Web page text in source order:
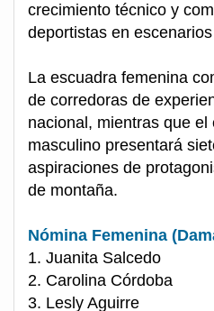
crecimiento técnico y
deportistas en
La escuadra femenina
de corredoras de
nacional, mientras que el
masculino presentará
aspiraciones de
de montaña.
Nómina Femenina
1. Juanita Salcedo
2. Carolina Córdoba
3. Lesly Aguirre